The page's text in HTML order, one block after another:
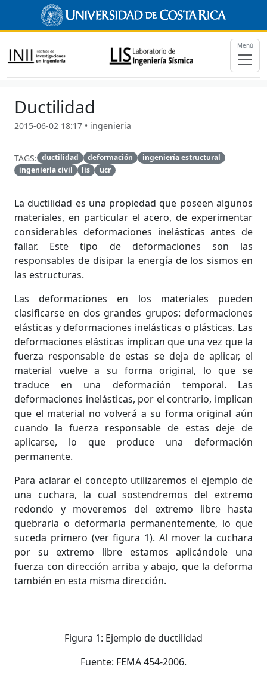
Menú
Ductilidad
2015-06-02 18:17 • ingenieria
TAGS: ductilidad deformación
ingeniería estructural
ingeniería civil
lis ucr
La ductilidad es una propiedad que poseen algunos
materiales, en particular el acero, de experimentar
considerables deformaciones inelásticas antes de
fallar. Este tipo de deformaciones son las
responsables de disipar la energía de los sismos en
las estructuras.
Las deformaciones en los materiales pueden
clasificarse en dos grandes grupos: deformaciones
elásticas y deformaciones inelásticas o plásticas. Las
deformaciones elásticas implican que una vez que la
fuerza responsable de estas se deja de aplicar, el
material vuelve a su forma original, lo que se
traduce en una deformación temporal. Las
deformaciones inelásticas, por el contrario, implican
que el material no volverá a su forma original aún
cuando la fuerza responsable de estas deje de
aplicarse, lo que produce una deformación
permanente.
Para aclarar el concepto utilizaremos el ejemplo de
una cuchara, la cual sostendremos del extremo
redondo y moveremos del extremo libre hasta
quebrarla o deformarla permanentemente, lo que
suceda primero (ver figura 1). Al mover la cuchara
por su extremo libre estamos aplicándole una
fuerza con dirección arriba y abajo, que la deforma
también en esta misma dirección.
Figura 1: Ejemplo de ductilidad
Fuente: FEMA 454-2006.